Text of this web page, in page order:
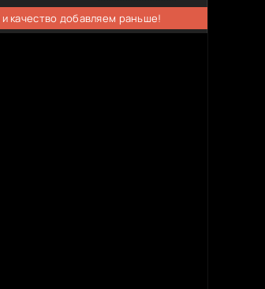
качество добавляем раньше!